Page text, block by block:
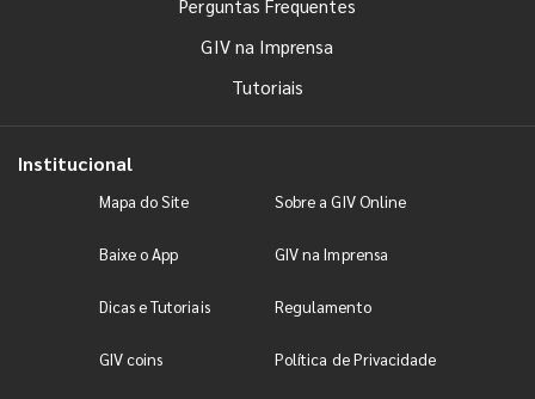
Perguntas Frequentes
GIV na Imprensa
Tutoriais
Institucional
Mapa do Site Sobre a GIV Online
Baixe o App GIV na Imprensa
Dicas e Tutoriais Regulamento
GIV coins Política de Privacidade